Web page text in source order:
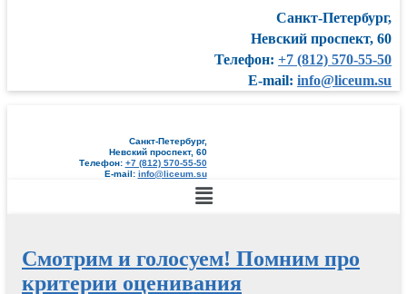
Санкт-Петербург,
Невский проспект, 60
Телефон: +7 (812) 570-55-50
E-mail: info@liceum.su
Санкт-Петербург,
Невский проспект, 60
Телефон: +7 (812) 570-55-50
E-mail: info@liceum.su
Меню
Смотрим и голосуем! Помним про
критерии оценивания